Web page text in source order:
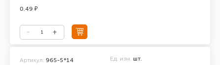
0.49 ₽
Артикул: 965-5*14 Ед. изм. шт.